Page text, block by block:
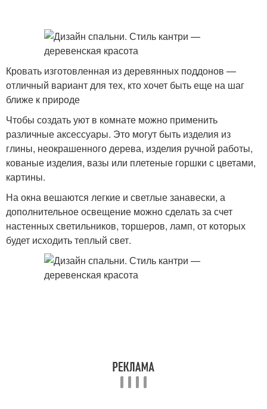
Кровать изготовленная из деревянных поддонов —
отличный вариант для тех, кто хочет быть еще на шаг
ближе к природе
Чтобы создать уют в комнате можно применить
различные аксессуары. Это могут быть изделия из
глины, неокрашенного дерева, изделия ручной работы,
кованые изделия, вазы или плетеные горшки с цветами,
картины.
На окна вешаются легкие и светлые занавески, а
дополнительное освещение можно сделать за счет
настенных светильников, торшеров, ламп, от которых
будет исходить теплый свет.